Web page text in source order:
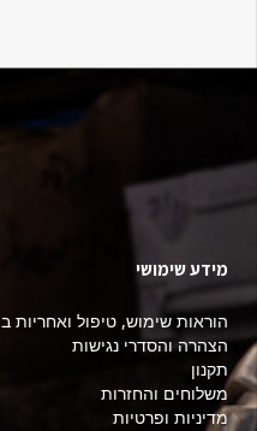
מידע שימושי
הוראות שימוש, טיפול ואחריות ב REDBACK
הצהרה והסדרי נגישות
תקנון
משלוחים והחזרות
מדיניות ופרטיות